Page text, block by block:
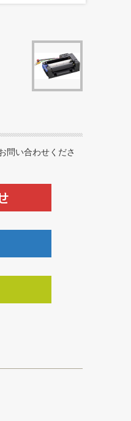
問い合わせくださ